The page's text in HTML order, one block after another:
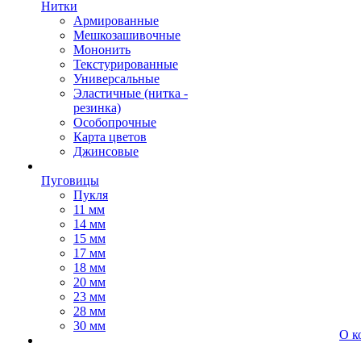
Нитки
Армированные
Мешкозашивочные
Мононить
Текстурированные
Универсальные
Эластичные (нитка -
резинка)
Особопрочные
Карта цветов
Джинсовые
Пуговицы
Пукля
11 мм
14 мм
15 мм
17 мм
18 мм
20 мм
23 мм
28 мм
30 мм
О